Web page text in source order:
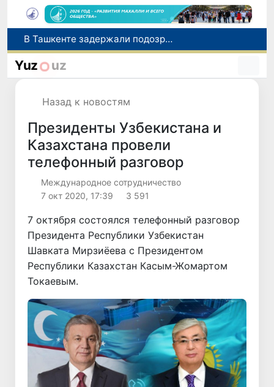
В Ташкенте задержали подозреваемых в распространении крупной партии наркотиков
В Узбекистане упростят назначение пенсий по инвалидности
Yuz uz
Назад к новостям
Президенты Узбекистана и
Казахстана провели
телефонный разговор
Международное сотрудничество
7 окт 2020, 17:39
3 591
7 октября состоялся телефонный разговор
Президента Республики Узбекистан
Шавката Мирзиёева с Президентом
Республики Казахстан Касым-Жомартом
Токаевым.